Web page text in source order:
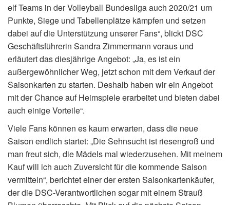
elf Teams in der Volleyball Bundesliga auch 2020/21 um
Punkte, Siege und Tabellenplätze kämpfen und setzen
dabei auf die Unterstützung unserer Fans“, blickt DSC
Geschäftsführerin Sandra Zimmermann voraus und
erläutert das diesjährige Angebot: „Ja, es ist ein
außergewöhnlicher Weg, jetzt schon mit dem Verkauf der
Saisonkarten zu starten. Deshalb haben wir ein Angebot
mit der Chance auf Heimspiele erarbeitet und bieten dabei
auch einige Vorteile“.
Viele Fans können es kaum erwarten, dass die neue
Saison endlich startet: „Die Sehnsucht ist riesengroß und
man freut sich, die Mädels mal wiederzusehen. Mit meinem
Kauf will ich auch Zuversicht für die kommende Saison
vermitteln“, berichtet einer der ersten Saisonkartenkäufer,
der die DSC-Verantwortlichen sogar mit einem Strauß